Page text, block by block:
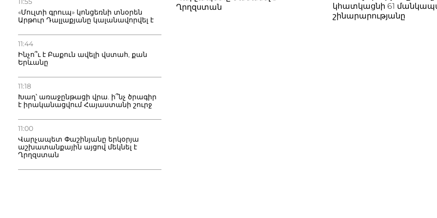
«Մուլտի գրուպ» կոնցեռնի տնօրեն
Արթուր Դալլաքյանը կալանավորվել է
11:44
Ինչո՞ւ է Բաքուն ավելի վստահ, քան
Երևանը
11:18
Խաղ՝ առաջընթացի վրա. ի՞նչ ծրագիր
է իրականացվում Հայաստանի շուրջ
11:00
Վարչապետ Փաշինյանը երկօրյա
աշխատանքային այցով մեկնել է
Ղրղզստան
Ղրղզստան
կհատկացնի 61
շինարարությանը